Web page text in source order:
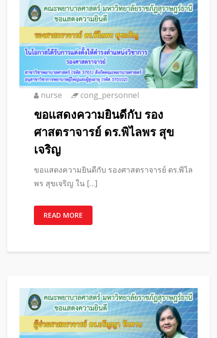
nurse cong_personnel
ขอแสดงความยินดีกับ รอง
ศาสตราจารย์ ดร.พิไลพร สุข
เจริญ
ขอแสดงความยินดีกับ รองศาสตราจารย์ ดร.พิไล
พร สุขเจริญ ใน […]
READ MORE